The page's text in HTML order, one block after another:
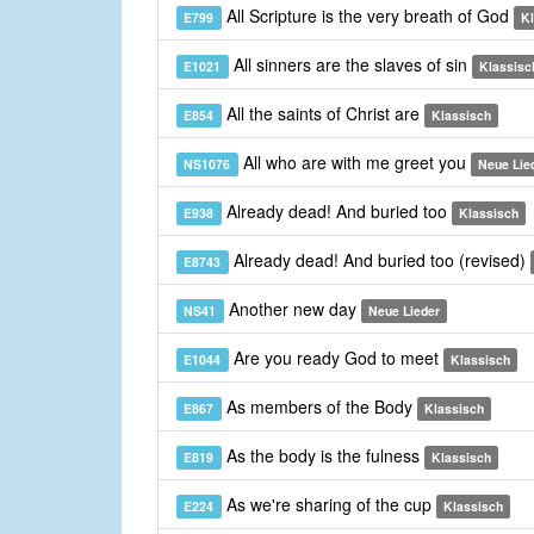
E799 All Scripture is the very breath of God
E1021 All sinners are the slaves of sin
E854 All the saints of Christ are Klassisch
NS1076 All who are with me greet you Neue
E938 Already dead! And buried too Klassisch
E8743 Already dead! And buried too (revised)
NS41 Another new day Neue Lieder
E1044 Are you ready God to meet Klassisch
E867 As members of the Body Klassisch
E819 As the body is the fulness Klassisch
E224 As we're sharing of the cup Klassisch